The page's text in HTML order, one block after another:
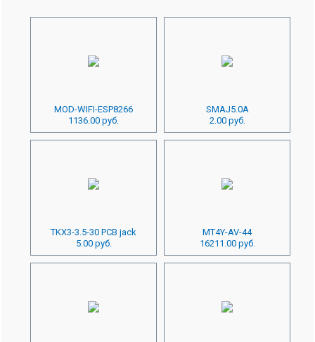
MOD-WIFI-ESP8266
1136.00 руб.
SMAJ5.0A
2.00 руб.
TKX3-3.5-30 PCB jack
5.00 руб.
MT4Y-AV-44
16211.00 руб.